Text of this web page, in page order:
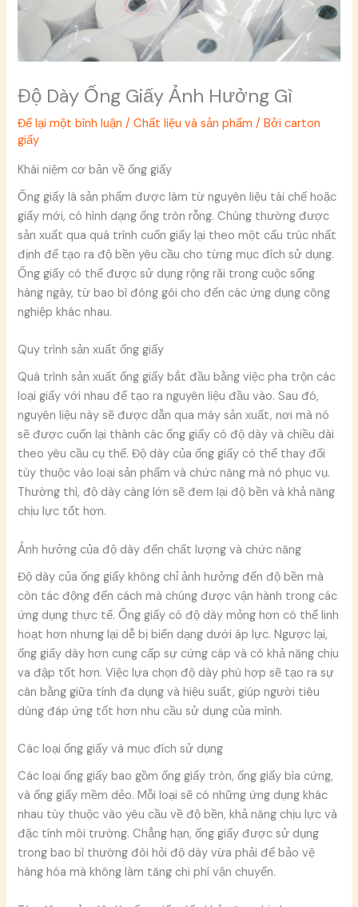
Độ Dày Ống Giấy Ảnh Hưởng Gì
Để lại một bình luận /Chất liệu và sản phẩm / Bởicarton
giấy
Khái niệm cơ bản về ống giấy
Ống giấy là sản phẩm được làm từ nguyên liệu tái chế hoặc
giấy mới, có hình dạng ống tròn rỗng. Chúng thường được
sản xuất qua quá trình cuốn giấy lại theo một cấu trúc nhất
định để tạo ra độ bền yêu cầu cho từng mục đích sử dụng.
Ống giấy có thể được sử dụng rộng rãi trong cuộc sống
hàng ngày, từ bao bì đóng gói cho đến các ứng dụng công
nghiệp khác nhau.
Quy trình sản xuất ống giấy
Quá trình sản xuất ống giấy bắt đầu bằng việc pha trộn các
loại giấy với nhau để tạo ra nguyên liệu đầu vào. Sau đó,
nguyên liệu này sẽ được dẫn qua máy sản xuất, nơi mà nó
sẽ được cuốn lại thành các ống giấy có độ dày và chiều dài
theo yêu cầu cụ thể. Độ dày của ống giấy có thể thay đổi
tùy thuộc vào loại sản phẩm và chức năng mà nó phục vụ.
Thường thì, độ dày càng lớn sẽ đem lại độ bền và khả năng
chịu lực tốt hơn.
Ảnh hưởng của độ dày đến chất lượng và chức năng
Độ dày của ống giấy không chỉ ảnh hưởng đến độ bền mà
còn tác động đến cách mà chúng được vận hành trong các
ứng dụng thực tế. Ống giấy có độ dày mỏng hơn có thể linh
hoạt hơn nhưng lại dễ bị biến dạng dưới áp lực. Ngược lại,
ống giấy dày hơn cung cấp sự cứng cáp và có khả năng chịu
va đập tốt hơn. Việc lựa chọn độ dày phù hợp sẽ tạo ra sự
cân bằng giữa tính đa dụng và hiệu suất, giúp người tiêu
dùng đáp ứng tốt hơn nhu cầu sử dụng của mình.
Các loại ống giấy và mục đích sử dụng
Các loại ống giấy bao gồm ống giấy tròn, ống giấy bìa cứng,
và ống giấy mềm dẻo. Mỗi loại sẽ có những ứng dụng khác
nhau tùy thuộc vào yêu cầu về độ bền, khả năng chịu lực và
đặc tính môi trường. Chẳng hạn, ống giấy được sử dụng
trong bao bì thường đòi hỏi độ dày vừa phải để bảo vệ
hàng hóa mà không làm tăng chi phí vận chuyển.